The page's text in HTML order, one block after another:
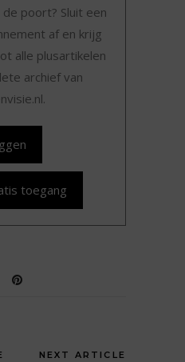
poort? Sluit een
af en krijg
alle plusartikelen
archief van
toegang
NEXT ARTICLE